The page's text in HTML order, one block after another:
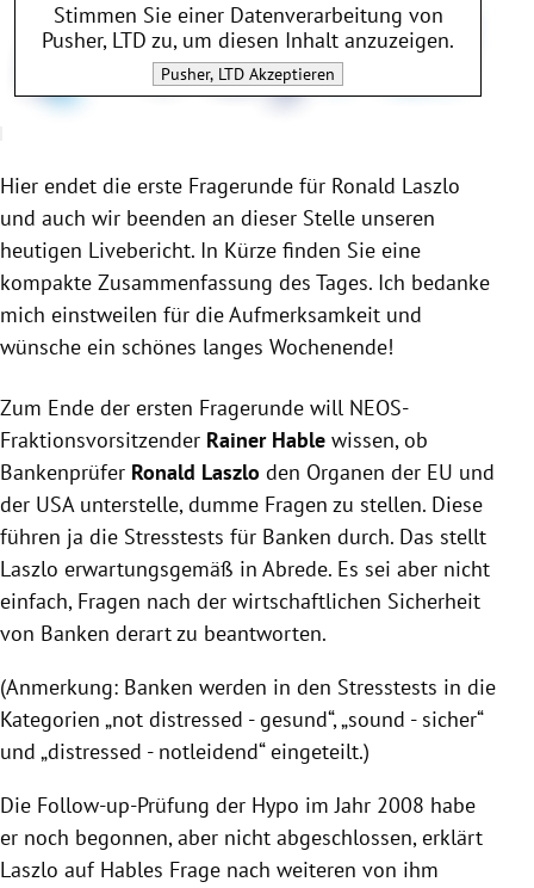
Stimmen Sie einer Datenverarbeitung von
Pusher, LTD zu, um diesen Inhalt anzuzeigen.
Pusher, LTD Akzeptieren
Hier endet die erste Fragerunde für Ronald Laszlo
und auch wir beenden an dieser Stelle unseren
heutigen Livebericht. In Kürze finden Sie eine
kompakte Zusammenfassung des Tages. Ich bedanke
mich einstweilen für die Aufmerksamkeit und
wünsche ein schönes langes Wochenende!
Zum Ende der ersten Fragerunde will NEOS-
Fraktionsvorsitzender Rainer Hable wissen, ob
Bankenprüfer Ronald Laszlo den Organen der EU und
der USAunterstelle, dumme Fragen zu stellen. Diese
führen ja die Stresstests für Banken durch. Das stellt
Laszlo erwartungsgemäß in Abrede. Es sei aber nicht
einfach, Fragen nach der wirtschaftlichen Sicherheit
von Banken derart zu beantworten.
(Anmerkung: Banken werden in den Stresstests in die
Kategorien „not distressed - gesund“, „sound - sicher“
und „distressed - notleidend“ eingeteilt.)
Die Follow-up-Prüfung der Hypo im Jahr 2008 habe
er noch begonnen, aber nicht abgeschlossen, erklärt
Laszlo auf Hables Frage nach weiteren von ihm